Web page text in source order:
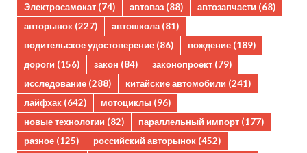
Электросамокат (74) автоваз (88) автозапчасти (68)
авторынок (227) автошкола (81)
водительское удостоверение (86) вождение (189)
дороги (156) закон (84) законопроект (79)
исследование (288) китайские автомобили (241)
лайфхак (642) мотоциклы (96)
новые технологии (82) параллельный импорт (177)
разное (125) российский авторынок (452)